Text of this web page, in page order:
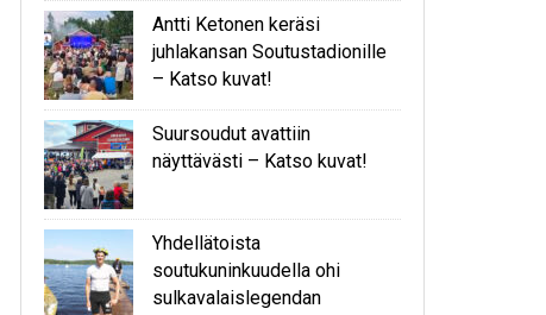
Antti Ketonen keräsi
juhlakansan Soutustadionille
– Katso kuvat!
Suursoudut avattiin
näyttävästi – Katso kuvat!
Yhdellätoista
soutukuninkuudella ohi
sulkavalaislegendan